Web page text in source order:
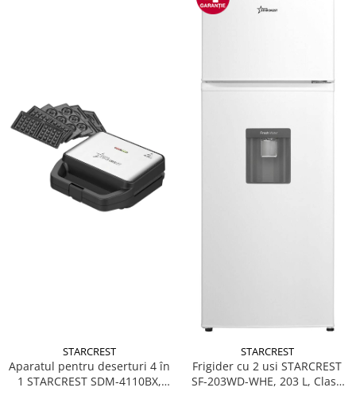
STARCREST
Aparatul pentru deserturi 4 în
1 STARCREST SDM-4110BX,
STARCREST
Frigider cu 2 usi STARCREST
SF-203WD-WHE, 203 L, Clasa